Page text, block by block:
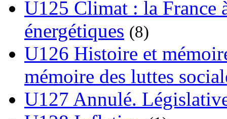
U125 Climat : la France
énergétiques (8)
U126 Histoire et
mémoire des luttes
U127 Annulé.